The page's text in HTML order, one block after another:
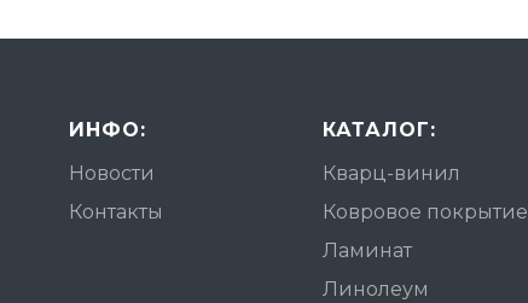
ИНФО:
Новости
Контакты
КАТАЛОГ:
Кварц-винил
Ковровое покрытие
Ламинат
Линолеум